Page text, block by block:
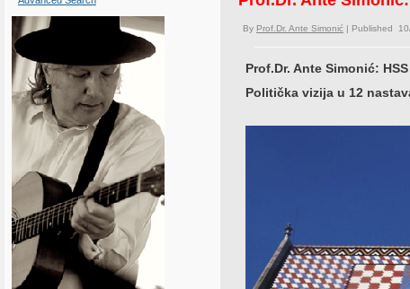
By Prof.Dr. Ante Simonić | Published
Prof.Dr. Ante Simonić:
Politička vizija u 12